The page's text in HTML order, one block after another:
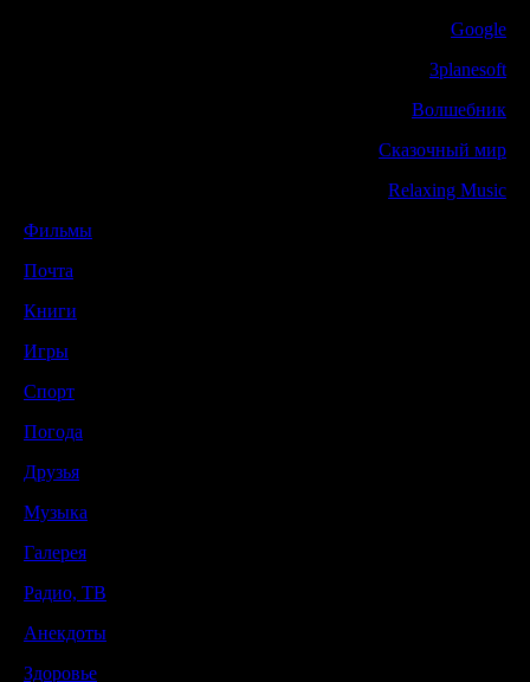
Google
3planesoft
Волшебник
Сказочный мир
Relaxing Music
Фильмы
Почта
Книги
Игры
Спорт
Погода
Друзья
Музыка
Галерея
Радио, ТВ
Анекдоты
Здоровье